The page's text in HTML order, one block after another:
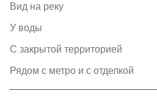
Вид на реку
У воды
С закрытой территорией
Рядом с метро и с отделкой